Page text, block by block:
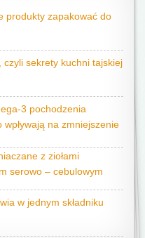
produkty zapakować do
czyli sekrety kuchni tajskiej
3 pochodzenia
na zmniejszenie
z ziołami
serowo – cebulowym
w jednym składniku